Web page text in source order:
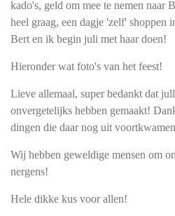
kado's, geld om mee te nemen naar
heel graag, een dagje 'zelf' shoppen
Bert en ik begin juli met haar doen!
Hieronder wat foto's van het feest!
Lieve allemaal, super bedankt dat
onvergetelijks hebben gemaakt!
dingen die daar nog uit
Wij hebben geweldige mensen om
nergens!
Hele dikke kus voor allen!